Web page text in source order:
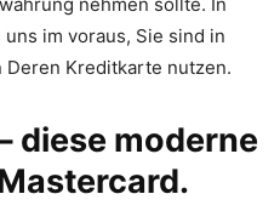
im voraus, Sie sind in
Deren Kreditkarte nutzen.
diese moderne